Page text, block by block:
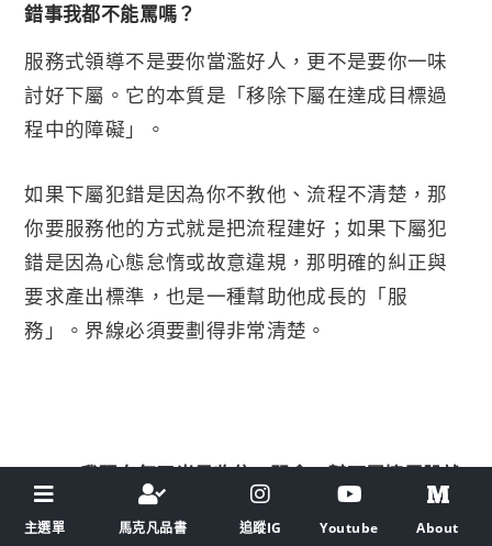
錯事我都不能罵嗎？
服務式領導不是要你當濫好人，更不是要你一味
討好下屬。它的本質是「移除下屬在達成目標過
程中的障礙」。
如果下屬犯錯是因為你不教他、流程不清楚，那
你要服務他的方式就是把流程建好；如果下屬犯
錯是因為心態怠惰或故意違規，那明確的糾正與
要求產出標準，也是一種幫助他成長的「服
務」。界線必須要劃得非常清楚。
Q5. 我現在每天光是收信、開會、幫下屬擦屁股就
快崩潰了，到底該從哪裡開始改變？
主選單 馬克凡品書 追蹤IG Youtube About